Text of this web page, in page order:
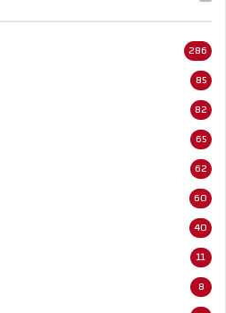
286
85
82
65
62
60
40
11
8